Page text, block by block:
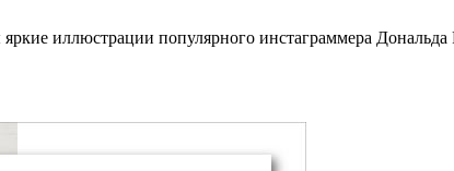
иллюстрации популярного инстаграммера